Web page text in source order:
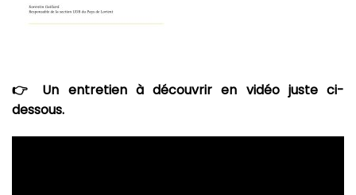
👉 Un entretien à découvrir en vidéo juste ci-
dessous.